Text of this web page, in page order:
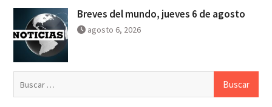
Breves del mundo, jueves 6 de agosto
agosto 6, 2026